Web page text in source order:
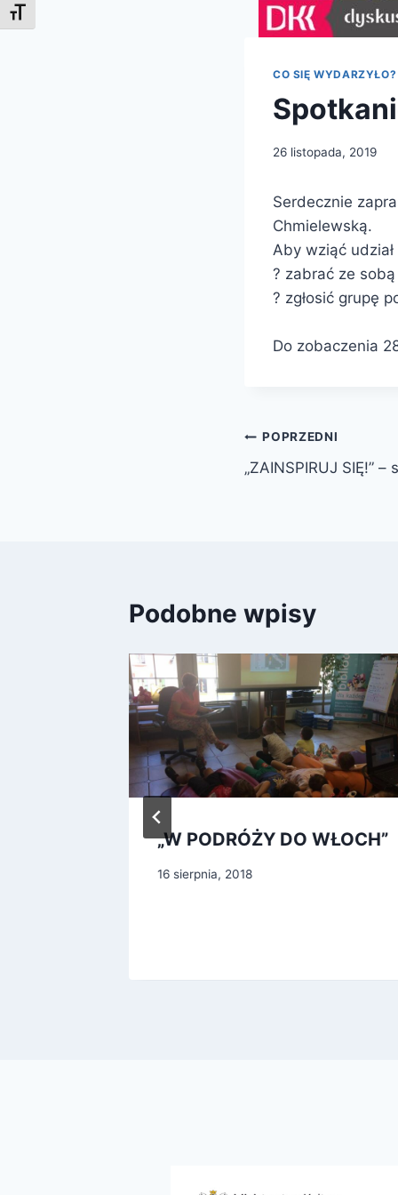
Toggle Font size
CO SIĘ WYDARZYŁO?
26 listopada, 2019
Serdecznie
Chmielewską.
Aby wziąć
? zabrać ze
? zgłosić grupę
Do zobaczenia
Nawigacja
wpisu
POPRZEDNI
„ZAINSPIRUJ SIĘ!”
Podobne wpisy
„W PODRÓŻY DO WŁOCH”
16 sierpnia, 2018